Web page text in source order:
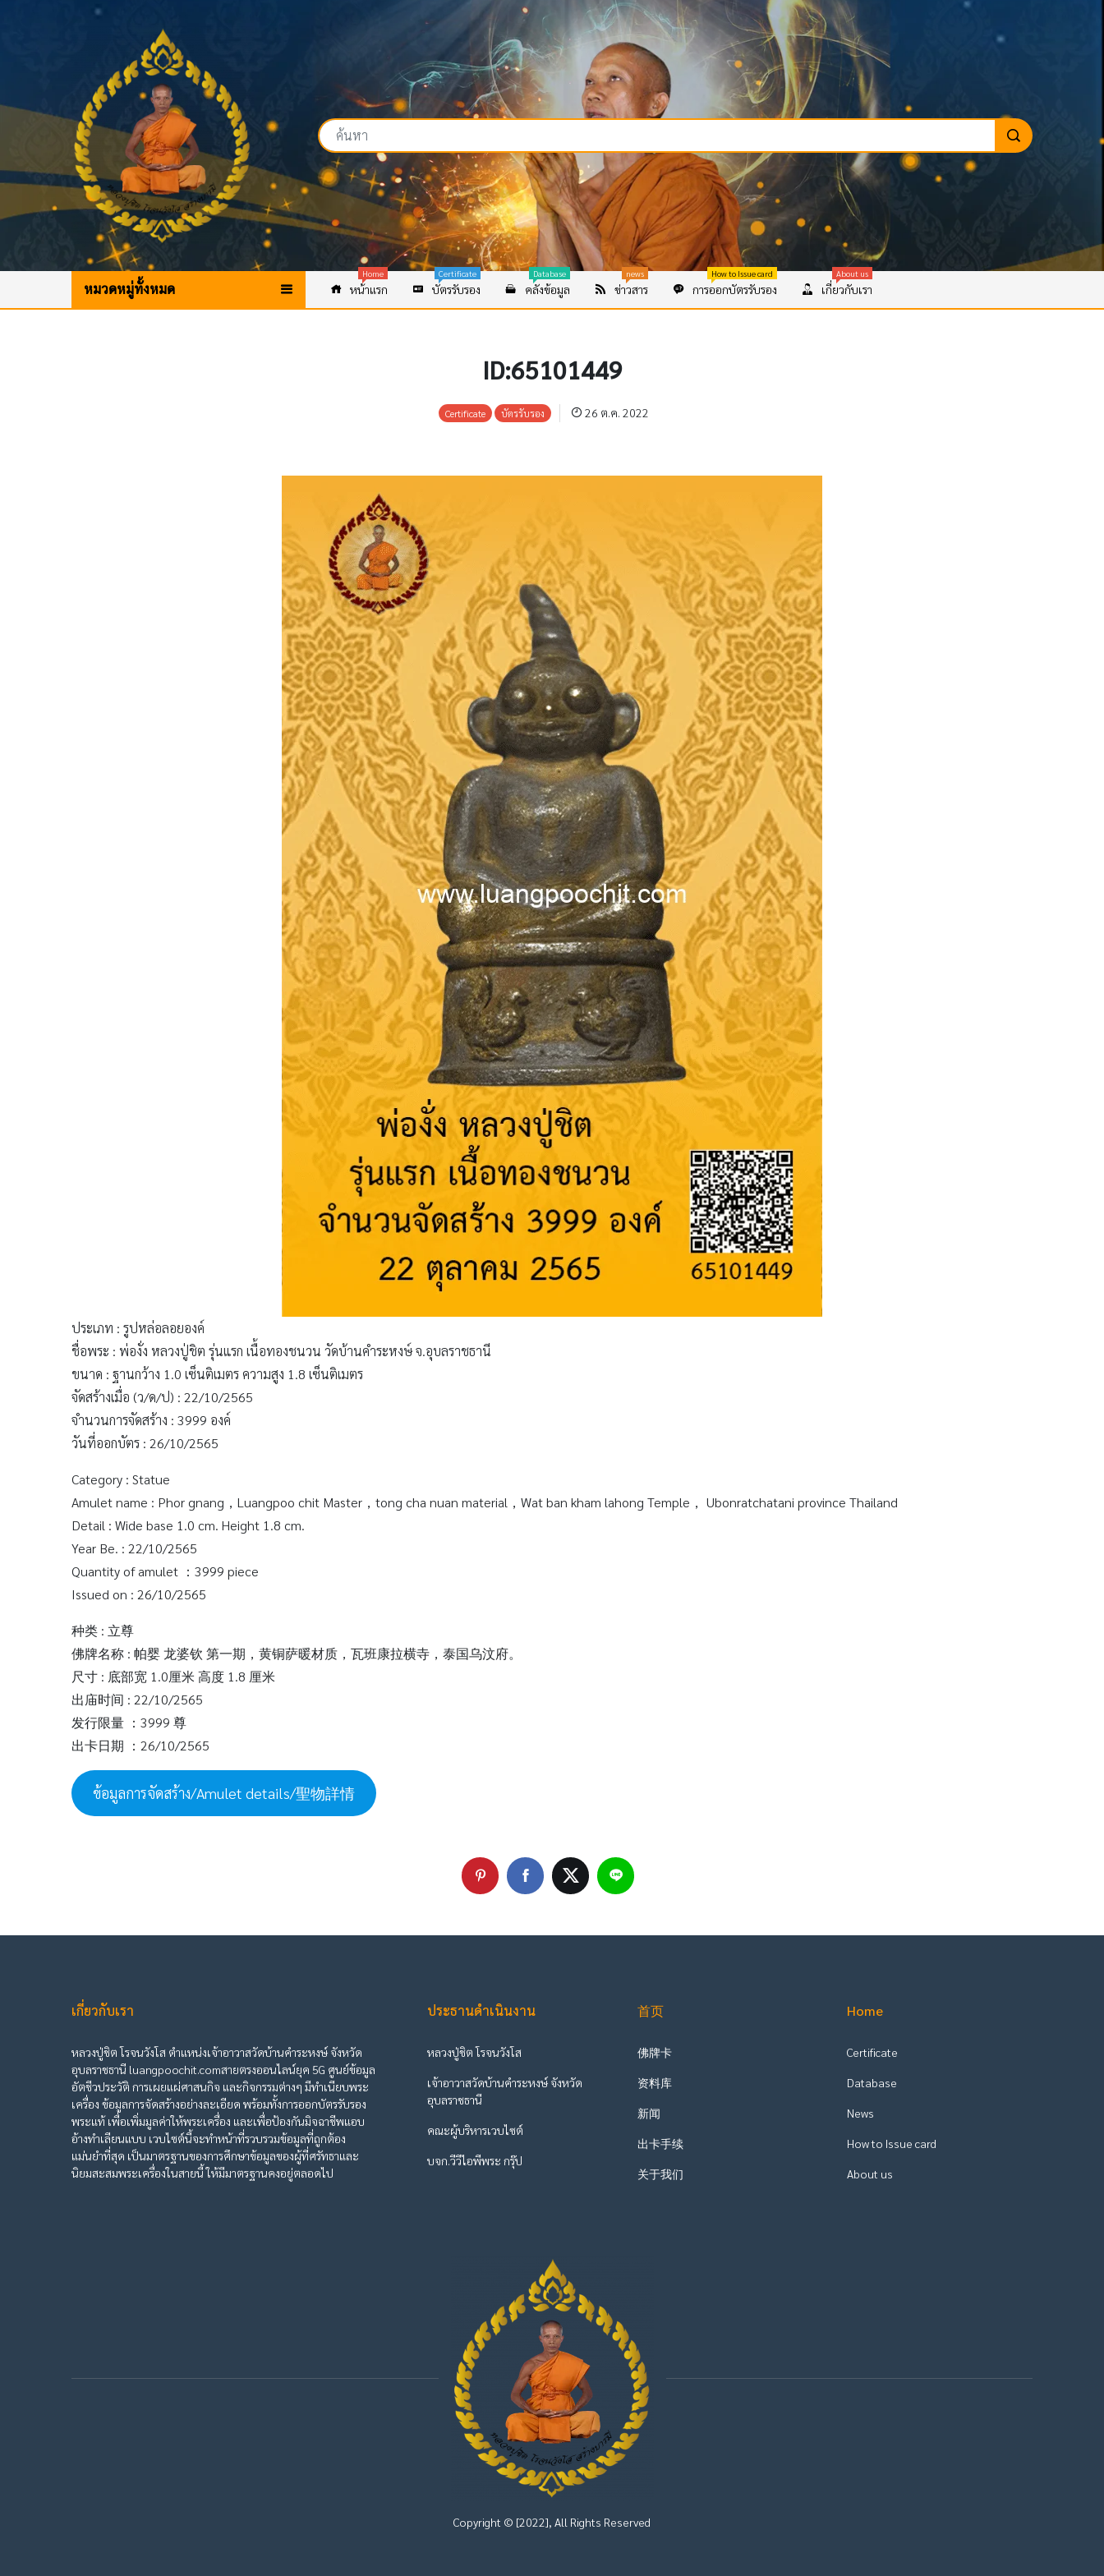
หมวดหมู่ทั้งหมด หน้าแรก
Home
บัตรรับรอง
Certificate
คลังข้อมูล
Database
ข่าวสาร
news
การออกบัตรรับรอง
How to Issue card
เกี่ยวกับเรา
About us
ID:65101449
Certificate บัตรรับรอง 26 ต.ค. 2022
ประเภท : รูปหล่อลอยองค์
ชื่อพระ : พ่องั่ง หลวงปู่ชิต รุ่นแรก เนื้อทองชนวน วัดบ้านคำระหงษ์ จ.อุบลราชธานี
ขนาด : ฐานกว้าง 1.0 เซ็นติเมตร ความสูง 1.8 เซ็นติเมตร
จัดสร้างเมื่อ (ว/ด/ป) : 22/10/2565
จำนวนการจัดสร้าง : 3999 องค์
วันที่ออกบัตร : 26/10/2565
Category : Statue
Amulet name : Phor gnang，Luangpoo chit Master，tong cha nuan material，Wat ban kham lahong Temple， Ubonratchatani province Thailand
Detail : Wide base 1.0 cm. Height 1.8 cm.
Year Be. : 22/10/2565
Quantity of amulet ：3999 piece
Issued on : 26/10/2565
种类 : 立尊
佛牌名称 : 帕婴 龙婆钦 第一期，黄铜萨暖材质，瓦班康拉横寺，泰国乌汶府。
尺寸 : 底部宽 1.0厘米 高度 1.8 厘米
出庙时间 : 22/10/2565
发行限量 ：3999 尊
出卡日期 ：26/10/2565
ข้อมูลการจัดสร้าง/Amulet details/聖物詳情
เกี่ยวกับเรา
หลวงปู่ชิต โรจนวังโส ตำแหน่งเจ้าอาวาสวัดบ้านคำระหงษ์ จังหวัด
อุบลราชธานี luangpoochit.comสายตรงออนไลน์ยุค 5G ศูนย์ข้อมูล
อัตชีวประวัติ การเผยแผ่ศาสนกิจ และกิจกรรมต่างๆ มีทำเนียบพระ
เครื่อง ข้อมูลการจัดสร้างอย่างละเอียด พร้อมทั้งการออกบัตรรับรอง
พระแท้ เพื่อเพิ่มมูลค่าให้พระเครื่อง และเพื่อป้องกันมิจฉาชีพแอบ
อ้างทำเลียนแบบ เวบไซต์นี้จะทำหน้าที่รวบรวมข้อมูลที่ถูกต้อง
แม่นยำที่สุด เป็นมาตรฐานของการศึกษาข้อมูลของผู้ที่ศรัทธาและ
นิยมสะสมพระเครื่องในสายนี้ ให้มีมาตรฐานคงอยู่ตลอดไป
ประธานดำเนินงาน
หลวงปู่ชิต โรจนวังโส
เจ้าอาวาสวัดบ้านคำระหงษ์ จังหวัด
อุบลราชธานี
คณะผู้บริหารเวบไซต์
บจก.วีวีไอพีพระ กรุ๊ป
首页
佛牌卡
资料库
新闻
出卡手续
关于我们
Home
Certificate
Database
News
How to Issue card
About us
Copyright © [2022], All Rights Reserved